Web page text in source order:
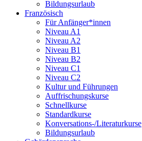
Bildungsurlaub
Französisch
Für Anfänger*innen
Niveau A1
Niveau A2
Niveau B1
Niveau B2
Niveau C1
Niveau C2
Kultur und Führungen
Auffrischungskurse
Schnellkurse
Standardkurse
Konversations-/Literaturkurse
Bildungsurlaub